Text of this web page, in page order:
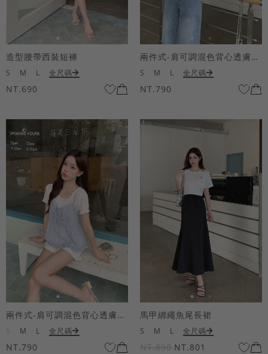
造型腰帶西裝短褲
S M L 全尺碼
NT.690
兩件式-肩可調混色背心透膚上衣套組
S M L 全尺碼
NT.790
兩件式-肩可調混色背心透膚上衣套組
M L 全尺碼
NT.790
馬甲綁繩魚尾長裙
S M L 全尺碼
NT.890 NT.801